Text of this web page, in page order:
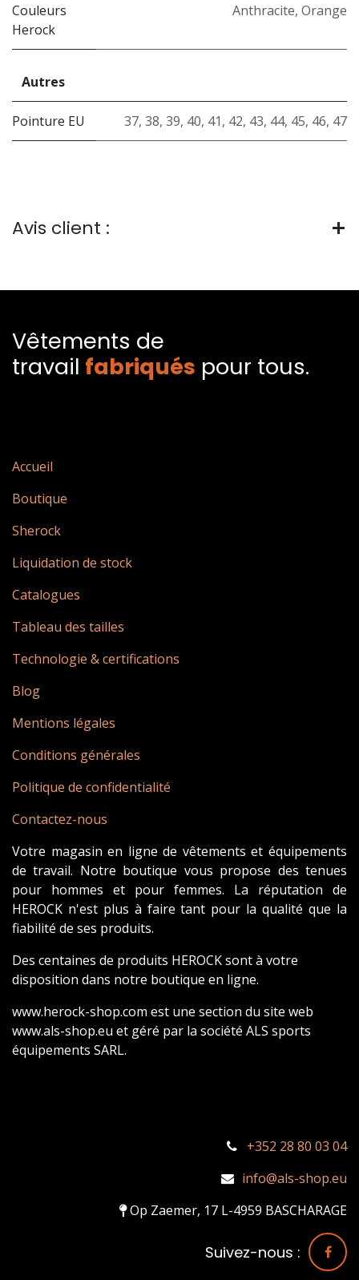
Couleurs
Herock
Anthracite, Orange
Autres
Pointure EU 37, 38, 39, 40, 41, 42, 43, 44, 45, 46, 47
Avis client :
Vêtements de
travail fabriqués​ pour tous.
Accueil
Boutique
Sherock
Liquidation de stock
Catalogues
Tableau des tailles
Technologie & certifications
Blog
Mentions légales
Conditions générales
Politique de confidentialité
Contactez-nous
Votre magasin en ligne de vêtements et équipements
de travail. Notre boutique vous propose des tenues
pour hommes et pour femmes. La réputation de
HEROCK n'est plus à faire tant pour la qualité que la
fiabilité de ses produits.
Des centaines de produits HEROCK sont à votre
disposition dans notre boutique en ligne.
www.herock-shop.com est une section du site web
www.als-shop.eu et géré par la société ALS sports
équipements SARL.
+352 28 80 03 04
info@als-shop.eu
Op Zaemer, 17 L-4959 BASCHARAGE
Suivez-nous :